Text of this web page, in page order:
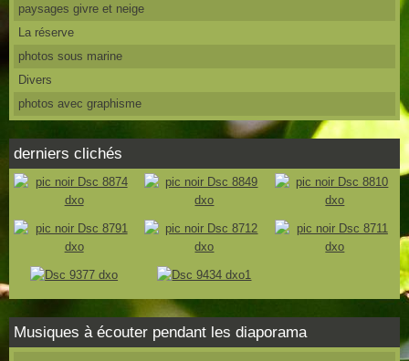
paysages givre et neige
La réserve
photos sous marine
Divers
photos avec graphisme
derniers clichés
Musiques à écouter pendant les diaporama